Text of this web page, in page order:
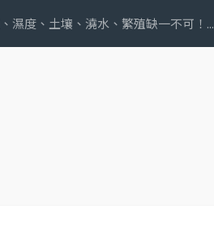
濕度、土壤、澆水、繁殖缺一不可！...